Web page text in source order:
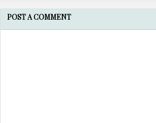
POST A COMMENT